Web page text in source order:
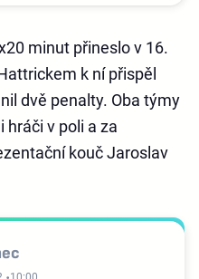
minut přineslo v 16.
k ní přispěl
dvě penalty. Oba týmy
hráči v poli a za
kouč Jaroslav